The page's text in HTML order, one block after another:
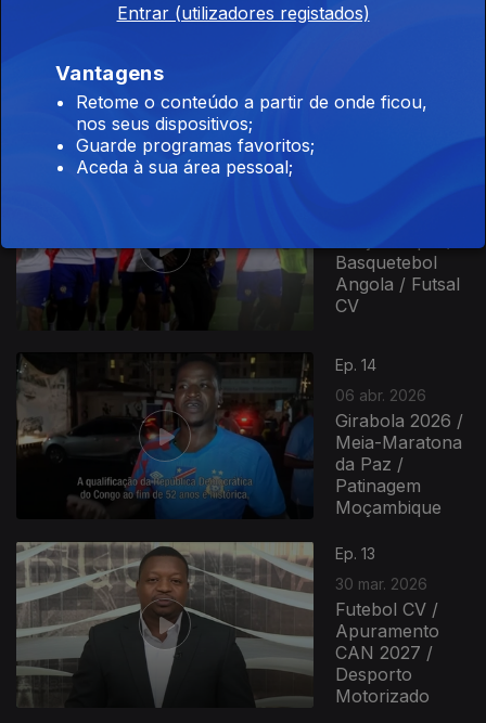
2026 / Futebol
Basquetebol
Angola / Futsal
CV
Ep. 14
06 abr. 2026
Girabola 2026 /
Meia-Maratona
da Paz /
Patinagem
Moçambique
Ep. 13
30 mar. 2026
Futebol CV /
Apuramento
CAN 2027 /
Desporto
Motorizado
Entrar (utilizadores registados)
Vantagens
Retome o conteúdo a partir de onde ficou,
nos seus dispositivos;
Guarde programas favoritos;
Aceda à sua área pessoal;